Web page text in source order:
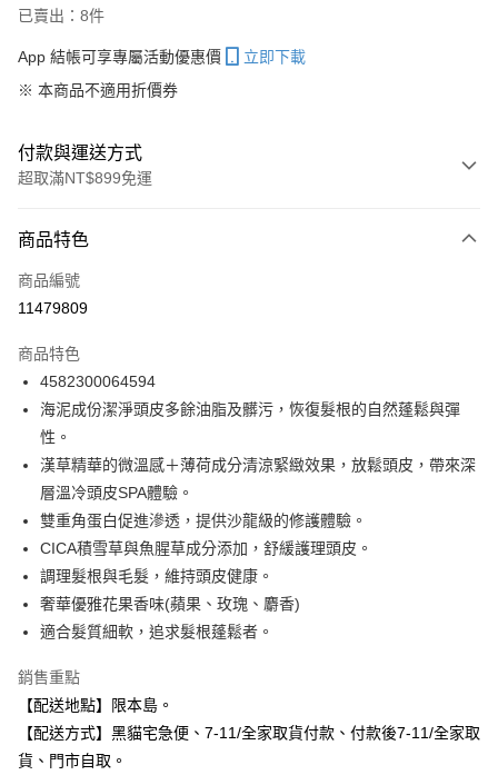
已賣出：8件
App 結帳可享專屬活動優惠價
立即下載
※ 本商品不適用折價券
付款與運送方式
超取滿NT$899免運
信用卡一次付款
信用卡分期付款
合作金庫商業銀行
華南商業銀行
上海商業儲蓄銀行
台北富邦商業銀行
國泰世華商業銀行
臺灣中小企業銀行
台中商業銀行
匯豐（台灣）商業銀行
聯邦商業銀行
元大商業銀行
永豐商業銀行
玉山商業銀行
星展（台灣）商業銀行
台新國際商業銀行
台灣樂天信用卡公司
LINE Pay
Apple Pay
街口支付
Google Pay
相關說明
【大哥付你分期使用說明】
1.本服務由台灣大哥大提供，台灣大哥大用戶可立即使用無須另外申請。
2.付款方式選擇「大哥付你分期」，訂單成立後會自動跳轉到大哥付的交易
流程，驗證手機門號後，選擇欲分期的期數、繳款截止日，確認付款後即完
ATM付款
商品特色
商品編號
11479809
商品特色
4582300064594
海泥成份潔淨頭皮多餘油脂及髒污，恢復髮根的自然蓬鬆與彈
性。
漢草精華的微溫感＋薄荷成分清涼緊緻效果，放鬆頭皮，帶來深
層溫冷頭皮SPA體驗。
雙重角蛋白促進滲透，提供沙龍級的修護體驗。
CICA積雪草與魚腥草成分添加，舒緩護理頭皮。
調理髮根與毛髮，維持頭皮健康。
奢華優雅花果香味(蘋果、玫瑰、麝香)
適合髮質細軟，追求髮根蓬鬆者。
銷售重點
【配送地點】限本島。
【配送方式】黑貓宅急便、7-11/全家取貨付款、付款後7-11/全家取
貨、門市自取。